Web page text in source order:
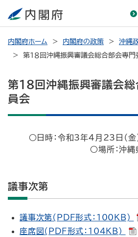
内閣府ホーム 内閣府の政策 沖縄
第１８回沖縄振興審議会総合部会専門
第１８回沖縄振興審議会
員会
○日時：令和3年4月23日（
○場所：沖縄
議事次第
議事次第(PDF形式：100KB)
座席図(PDF形式：104KB)